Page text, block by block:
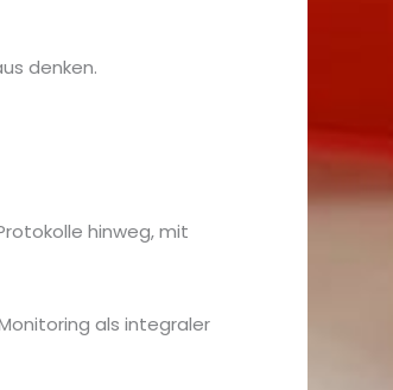
denken.
hinweg, mit
als integraler